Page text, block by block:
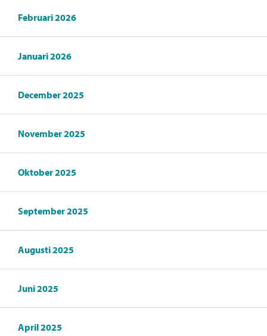
Februari 2026
Januari 2026
December 2025
November 2025
Oktober 2025
September 2025
Augusti 2025
Juni 2025
April 2025